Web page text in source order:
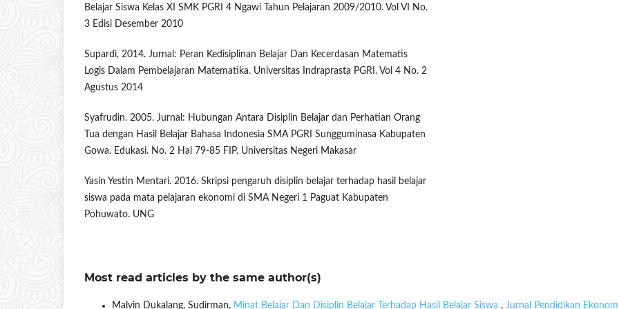
Belajar Siswa Kelas XI SMK PGRI 4 Ngawi Tahun Pelajaran 2009/2010. Vol VI No.
3 Edisi Desember 2010
Supardi, 2014. Jurnal: Peran Kedisiplinan Belajar Dan Kecerdasan Matematis
Logis Dalam Pembelajaran Matematika. Universitas Indraprasta PGRI. Vol 4 No. 2
Agustus 2014
Syafrudin. 2005. Jurnal: Hubungan Antara Disiplin Belajar dan Perhatian Orang
Tua dengan Hasil Belajar Bahasa Indonesia SMA PGRI Sungguminasa Kabupaten
Gowa. Edukasi. No. 2 Hal 79-85 FIP. Universitas Negeri Makasar
Yasin Yestin Mentari. 2016. Skripsi pengaruh disiplin belajar terhadap hasil belajar
siswa pada mata pelajaran ekonomi di SMA Negeri 1 Paguat Kabupaten
Pohuwato. UNG
Most read articles by the same author(s)
Malvin Dukalang, Sudirman, Minat Belajar Dan Disiplin Belajar Terhadap Hasil Belajar Siswa , Jurnal Pendidikan